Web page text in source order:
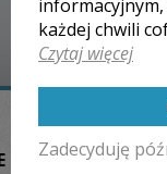
ZOBACZ LISTĘ
każdej chwili
Czytaj więcej
Zadecyduję